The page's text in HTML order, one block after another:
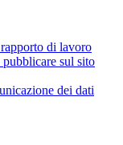
di lavoro
sul sito
dei dati